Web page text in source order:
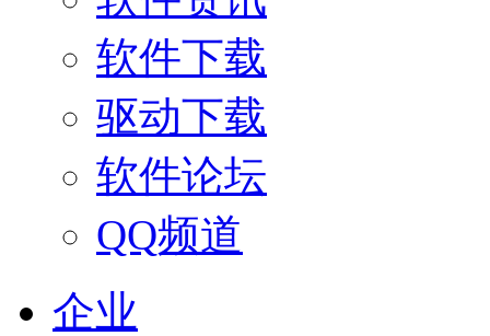
软件下载
驱动下载
软件论坛
QQ频道
企业